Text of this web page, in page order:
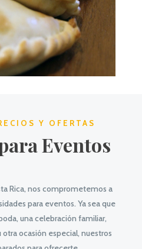
Y OFERTAS
Eventos
Rica, nos comprometemos a
para eventos. Ya sea que
una celebración familiar,
ocasión especial, nuestros